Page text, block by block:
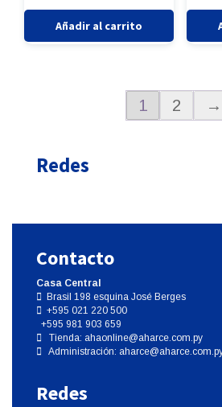
5
2.0CC
1000-
2000/68276
Añadir al carrito
1 2 →
Redes
Contacto
Casa Central
Brasil 198 esquina José Berges
+595 021 220 500
+595 981 903 659
Tienda: ahaonline@aharce.com.py
Administración:
Redes